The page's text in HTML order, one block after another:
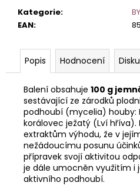
Kategorie:
EAN:
Popis Hodnocení
Balení obsahuje 100 g
sestávající ze zárodků
podhoubí (mycelia) houby:
korálovec ježatý (Lví hříva).
extraktům výhodu, že v
nežádoucímu posunu
přípravek svojí aktivitou
je dále umocněn využitím i
aktivního podhoubí.
e
m